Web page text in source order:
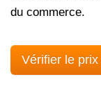
du commerce.
Vérifier le